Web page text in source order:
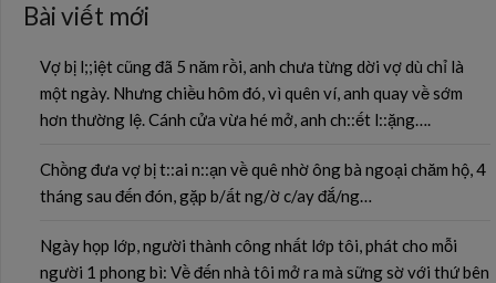
Bài viết mới
Vợ bị l;;iệt cũng đã 5 năm rồi, anh chưa từng dời vợ dù chỉ là
một ngày. Nhưng chiều hôm đó, vì quên ví, anh quay về sớm
hơn thường lệ. Cánh cửa vừa hé mở, anh ch::ết l::ặng….
Chồng đưa vợ bị t::ai n::ạn về quê nhờ ông bà ngoại chăm hộ, 4
tháng sau đến đón, gặp b/ất ng/ờ c/ay đắ/ng…
Ngày họp lớp, người thành công nhất lớp tôi, phát cho mỗi
người 1 phong bì: Về đến nhà tôi mở ra mà sững sờ với thứ bên